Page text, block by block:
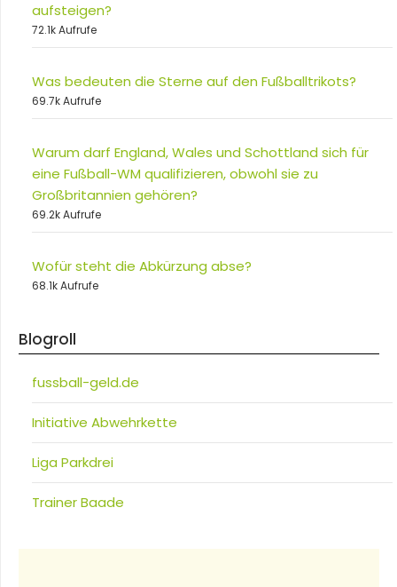
aufsteigen?
72.1k Aufrufe
Was bedeuten die Sterne auf den Fußballtrikots?
69.7k Aufrufe
Warum darf England, Wales und Schottland sich für
eine Fußball-WM qualifizieren, obwohl sie zu
Großbritannien gehören?
69.2k Aufrufe
Wofür steht die Abkürzung abse?
68.1k Aufrufe
Blogroll
fussball-geld.de
Initiative Abwehrkette
Liga Parkdrei
Trainer Baade